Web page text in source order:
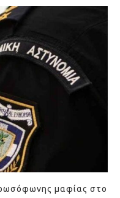
μαφίας στο